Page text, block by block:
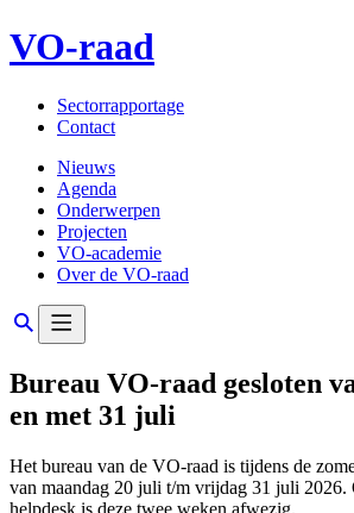
VO-raad
Sectorrapportage
Contact
Nieuws
Agenda
Onderwerpen
Projecten
VO-academie
Over de VO-raad
Bureau VO-raad gesloten
en met 31 juli
Het bureau van de VO-raad is tijdens de
van maandag 20 juli t/m vrijdag 31 juli 2026.
helpdesk is deze twee weken afwezig.